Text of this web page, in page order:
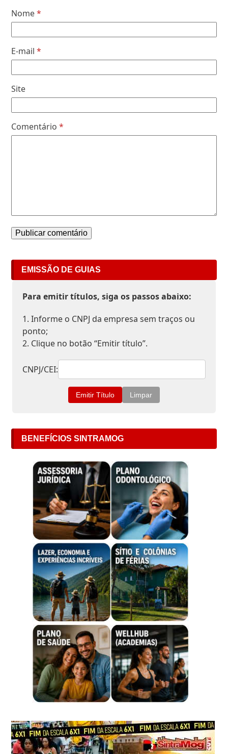
Nome*
E-mail*
Site
Comentário*
EMISSÃO DE GUIAS
Para emitir títulos, siga os passos abaixo:
1. Informe o CNPJ da empresa sem traços ou
ponto;
2. Clique no botão “Emitir título”.
CNPJ/CEI:
BENEFÍCIOS SINTRAMOG